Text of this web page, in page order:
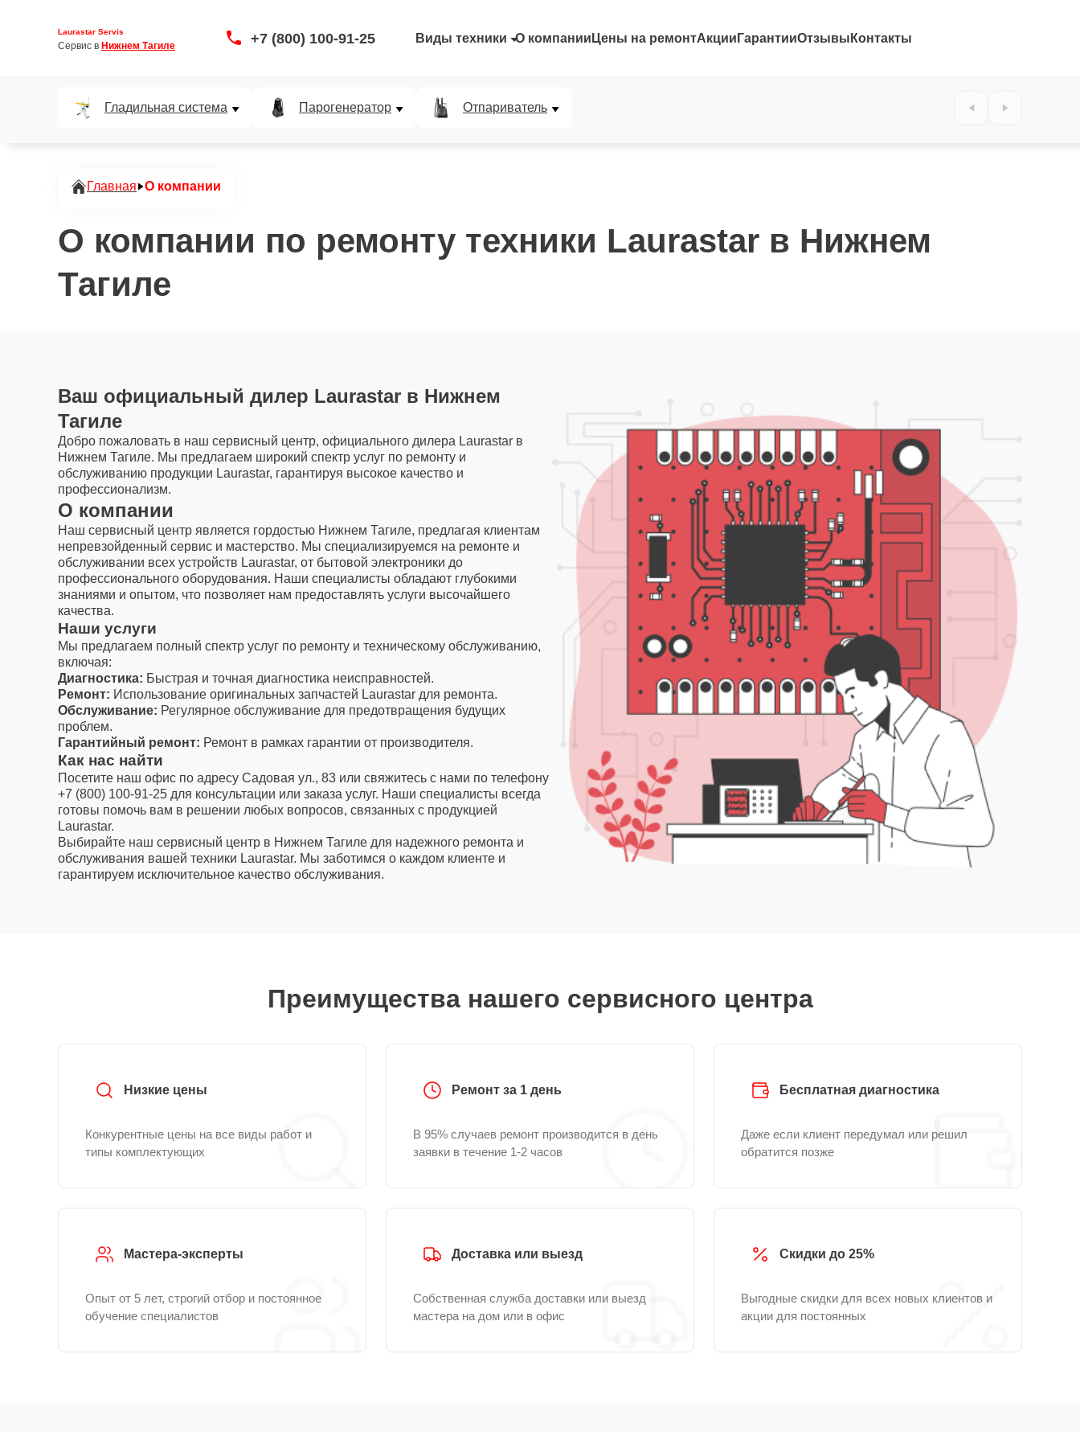
Laurastar Servis
Сервис в Нижнем Тагиле +7 (800) 100-91-25 Виды техники О компании Цены на ремонтАкции ГарантииОтзывы Контакты
Гладильная система Парогенератор Отпариватель
Главная О компании
О компании по ремонту техники Laurastar в Нижнем
Тагиле
Ваш официальный дилер Laurastar в Нижнем
Тагиле
Добро пожаловать в наш сервисный центр, официального дилера Laurastar в
Нижнем Тагиле. Мы предлагаем широкий спектр услуг по ремонту и
обслуживанию продукции Laurastar, гарантируя высокое качество и
профессионализм.
О компании
Наш сервисный центр является гордостью Нижнем Тагиле, предлагая клиентам
непревзойденный сервис и мастерство. Мы специализируемся на ремонте и
обслуживании всех устройств Laurastar, от бытовой электроники до
профессионального оборудования. Наши специалисты обладают глубокими
знаниями и опытом, что позволяет нам предоставлять услуги высочайшего
качества.
Наши услуги
Мы предлагаем полный спектр услуг по ремонту и техническому обслуживанию,
включая:
Диагностика: Быстрая и точная диагностика неисправностей.
Ремонт: Использование оригинальных запчастей Laurastar для ремонта.
Обслуживание: Регулярное обслуживание для предотвращения будущих
проблем.
Гарантийный ремонт: Ремонт в рамках гарантии от производителя.
Как нас найти
Посетите наш офис по адресу Садовая ул., 83 или свяжитесь с нами по телефону
+7 (800) 100-91-25 для консультации или заказа услуг. Наши специалисты всегда
готовы помочь вам в решении любых вопросов, связанных с продукцией
Laurastar.
Выбирайте наш сервисный центр в Нижнем Тагиле для надежного ремонта и
обслуживания вашей техники Laurastar. Мы заботимся о каждом клиенте и
гарантируем исключительное качество обслуживания.
Преимущества нашего сервисного центра
Низкие цены
Конкурентные цены на все виды работ и
типы комплектующих
Ремонт за 1 день
В 95% случаев ремонт производится в день
заявки в течение 1-2 часов
Бесплатная диагностика
Даже если клиент передумал или решил
обратится позже
Мастера-эксперты
Опыт от 5 лет, строгий отбор и постоянное
обучение специалистов
Доставка или выезд
Собственная служба доставки или выезд
мастера на дом или в офис
Скидки до 25%
Выгодные скидки для всех новых клиентов и
акции для постоянных